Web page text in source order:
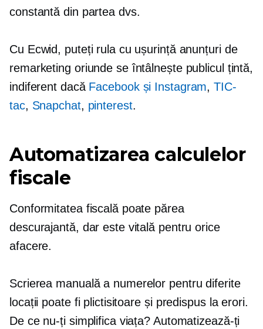
constantă din partea dvs.
Cu Ecwid, puteți rula cu ușurință anunțuri de
remarketing oriunde se întâlnește publicul țintă,
indiferent dacă Facebook și Instagram,TIC-
tac, Snapchat, pinterest.
Automatizarea calculelor
fiscale
Conformitatea fiscală poate părea
descurajantă, dar este vitală pentru orice
afacere.
Scrierea manuală a numerelor pentru diferite
locații poate fi plictisitoare și predispus la erori.
De ce nu-ți simplifica viața? Automatizează-ți